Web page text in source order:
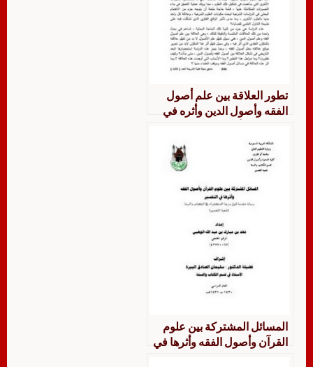
تطور العلاقة بين علم أصول
الفقه وأصول الدين وأثره في
المسائل المشتركة بين علوم
القرآن وأصول الفقه وأثرها في